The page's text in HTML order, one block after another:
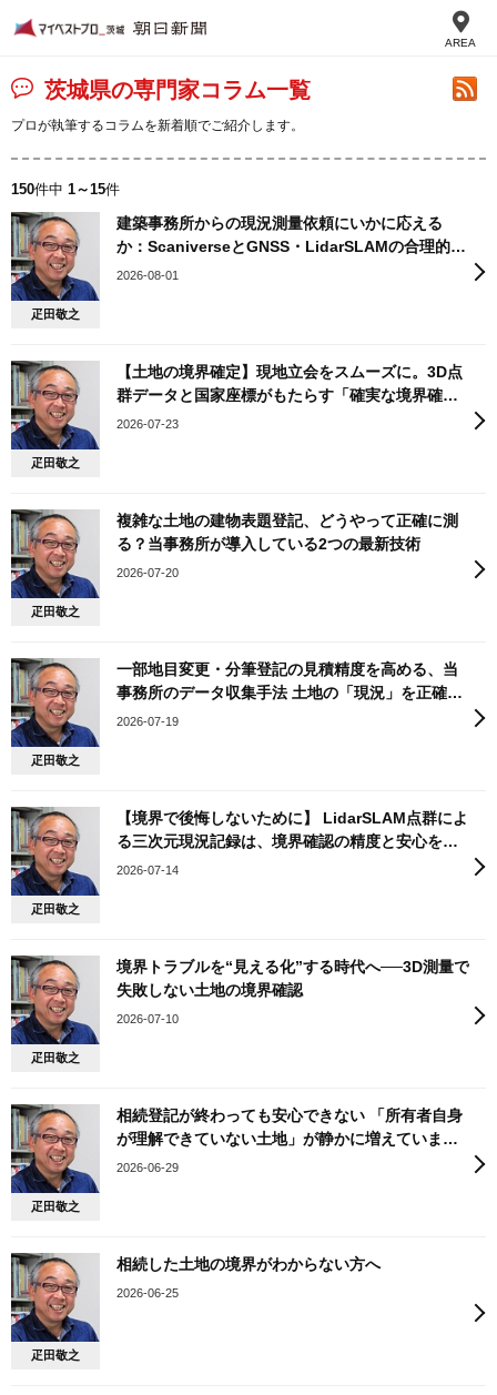
AREA
茨城県の専門家コラム一覧
プロが執筆するコラムを新着順でご紹介します。
150件中 1～15件
疋田敬之
建築事務所からの現況測量依頼にいかに応える
か：ScaniverseとGNSS・LidarSLAMの合理的な
使い分け
2026-08-01
疋田敬之
【土地の境界確定】現地立会をスムーズに。3D点
群データと国家座標がもたらす「確実な境界確
認」
2026-07-23
疋田敬之
複雑な土地の建物表題登記、どうやって正確に測
る？当事務所が導入している2つの最新技術
2026-07-20
疋田敬之
一部地目変更・分筆登記の見積精度を高める、当
事務所のデータ収集手法 土地の「現況」を正確に
把握することの重要性
2026-07-19
疋田敬之
【境界で後悔しないために】 LidarSLAM点群によ
る三次元現況記録は、境界確認の精度と安心を高
めます
2026-07-14
疋田敬之
境界トラブルを“見える化”する時代へ──3D測量で
失敗しない土地の境界確認
2026-07-10
疋田敬之
相続登記が終わっても安心できない 「所有者自身
が理解できていない土地」が静かに増えています
（相続後の土地トラブル・境界確認）
2026-06-29
疋田敬之
相続した土地の境界がわからない方へ
2026-06-25